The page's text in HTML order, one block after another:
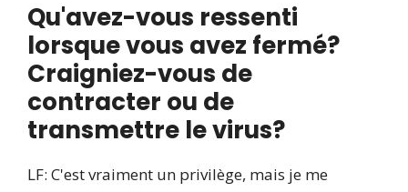
Qu'avez-vous ressenti
lorsque vous avez fermé?
Craigniez-vous de
contracter ou de
transmettre le virus?
LF: C'est vraiment un privilège, mais je me